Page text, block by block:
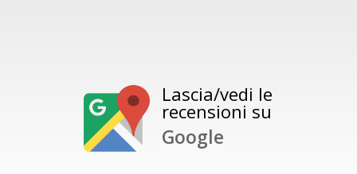
Lascia/vedi le
recensioni su
Google